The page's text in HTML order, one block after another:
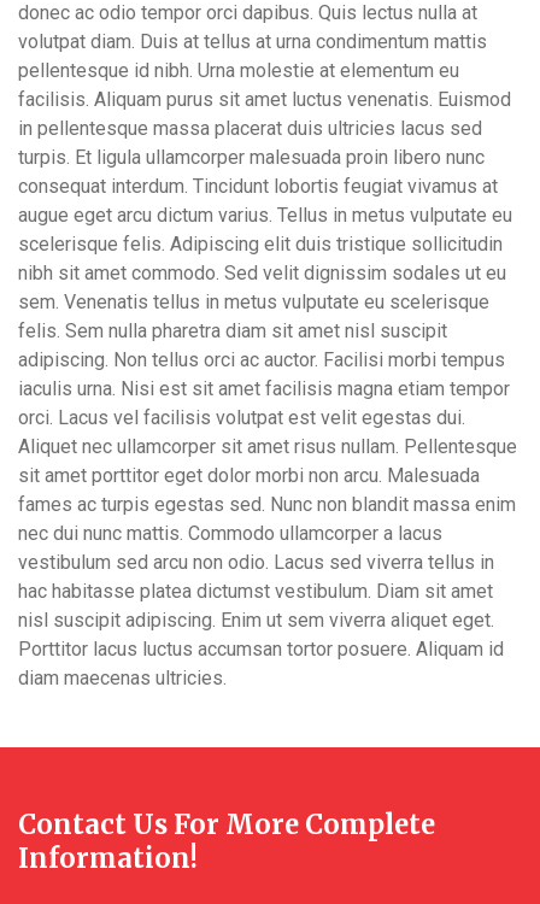
donec ac odio tempor orci dapibus. Quis lectus nulla at
volutpat diam. Duis at tellus at urna condimentum mattis
pellentesque id nibh. Urna molestie at elementum eu
facilisis. Aliquam purus sit amet luctus venenatis. Euismod
in pellentesque massa placerat duis ultricies lacus sed
turpis. Et ligula ullamcorper malesuada proin libero nunc
consequat interdum. Tincidunt lobortis feugiat vivamus at
augue eget arcu dictum varius. Tellus in metus vulputate eu
scelerisque felis. Adipiscing elit duis tristique sollicitudin
nibh sit amet commodo. Sed velit dignissim sodales ut eu
sem. Venenatis tellus in metus vulputate eu scelerisque
felis. Sem nulla pharetra diam sit amet nisl suscipit
adipiscing. Non tellus orci ac auctor. Facilisi morbi tempus
iaculis urna. Nisi est sit amet facilisis magna etiam tempor
orci. Lacus vel facilisis volutpat est velit egestas dui.
Aliquet nec ullamcorper sit amet risus nullam. Pellentesque
sit amet porttitor eget dolor morbi non arcu. Malesuada
fames ac turpis egestas sed. Nunc non blandit massa enim
nec dui nunc mattis. Commodo ullamcorper a lacus
vestibulum sed arcu non odio. Lacus sed viverra tellus in
hac habitasse platea dictumst vestibulum. Diam sit amet
nisl suscipit adipiscing. Enim ut sem viverra aliquet eget.
Porttitor lacus luctus accumsan tortor posuere. Aliquam id
diam maecenas ultricies.
Contact Us For More Complete
Information!